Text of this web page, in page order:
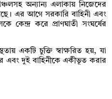
অন্যান্য এলাকায় নিজেদের
এর আগে সরকারি বাহিনী এবং
করে প্রাণঘাতী সংঘর্ষের
একটি চুক্তি স্বাক্ষরিত হয়, যা
এবং দুই বাহিনীকে একীভূত করার